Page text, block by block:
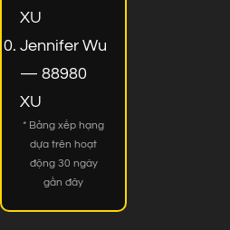
XU
Jennifer Wu
— 88980
XU
* Bảng xếp hạng
dựa trên hoạt
động 30 ngày
gần đây